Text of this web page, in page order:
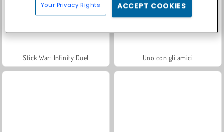
Stick War: Infinity Duel Uno con gli amici
Your Privacy Rights ACCEPT COOKIES